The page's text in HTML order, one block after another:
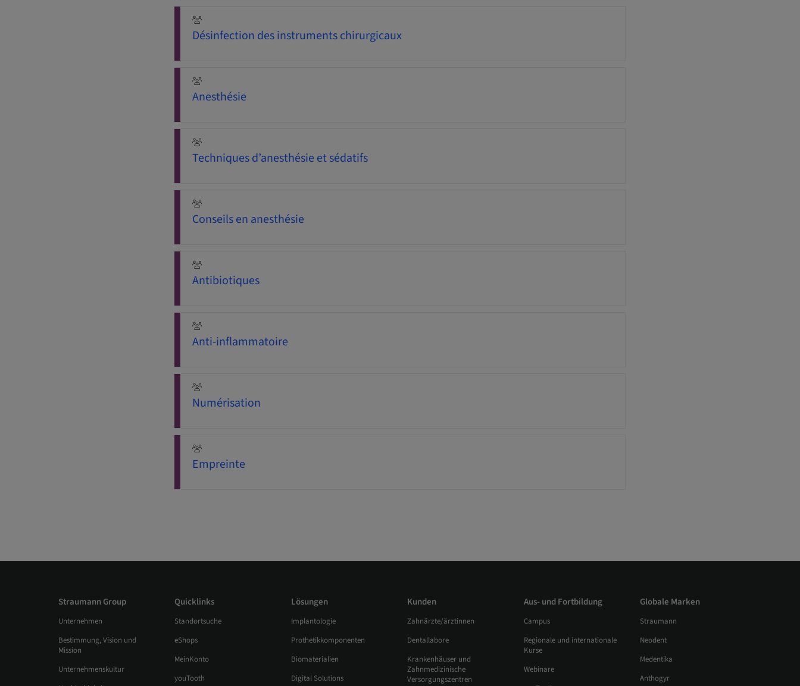
Désinfection des instruments chirurgicaux
Anesthésie
Techniques d’anesthésie et sédatifs
Conseils en anesthésie
Antibiotiques
Anti-inflammatoire
Numérisation
Empreinte
Straumann Group
Unternehmen
Bestimmung, Vision und
Mission
Unternehmenskultur
Quicklinks
Standortsuche
eShops
MeinKonto
youTooth
Lösungen
Implantologie
Prothetikkomponenten
Biomaterialien
Digital Solutions
Kunden
Zahnärzte/ärztinnen
Dentallabore
Krankenhäuser und
Zahnmedizinische
Versorgungszentren
Aus- und Fortbildung
Campus
Regionale und internationale
Kurse
Webinare
Globale Marken
Straumann
Neodent
Medentika
Anthogyr